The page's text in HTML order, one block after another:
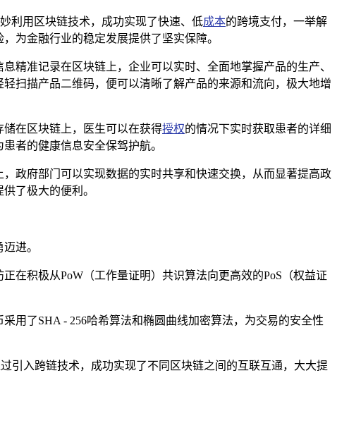
利用区块链技术，成功实现了快速、低成本的跨境支付，一举解
为金融行业的稳定发展提供了坚实保障。
精准记录在区块链上，企业可以实时、全面地掌握产品的生产、
扫描产品二维码，便可以清晰了解产品的来源和流向，极大地增
在区块链上，医生可以在获得授权的情况下实时获取患者的详细
者的健康信息安全保驾护航。
政府部门可以实现数据的实时共享和快速交换，从而显著提高政
了极大的便利。
进。
在积极从PoW（工作量证明）共识算法向更高效的PoS（权益证
用了SHA - 256哈希算法和椭圆曲线加密算法，为交易的安全性
引入跨链技术，成功实现了不同区块链之间的互联互通，大大提